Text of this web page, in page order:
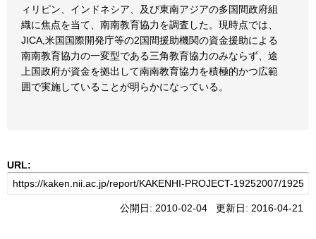
ィリピン、インドネシア、及び東南アジアの多国間政府組
織に焦点を当て、南南教育協力を調査した。現時点では、
JICA,米国国際開発庁等の2国間援助機関の資金援助による
南南教育協力の一変型である三角教育協力のみならず、途
上国政府が資金を拠出して南南教育協力を積極的かつ広範
囲で実施していることが明らかになっている。
URL:
公開日: 2010-02-04 更新日: 2016-04-21